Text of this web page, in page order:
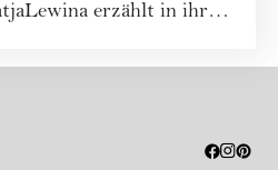
erzählt in ihrem